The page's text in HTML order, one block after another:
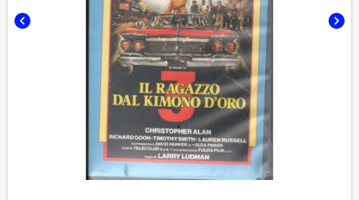
chevron_left chevron_right